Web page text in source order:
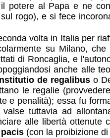
potere al Papa e ne
rogo), e si fece
su Milano,
di Roncaglia, e
anche alle
de regalibus o
le regalie
e penalità); essa fu
tuttavia ad
alle libertà ottenute
(con la proibizione di